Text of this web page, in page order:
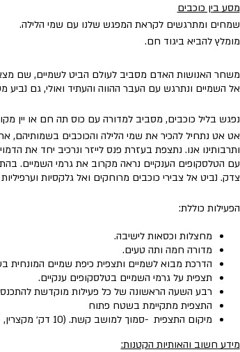
מסע בין כוכבים
שמחים ומתרגשים לקראת המפגש שלנו עם שמי הלילה.
מומלץ להביא ביגוד חם.
משחר האנושות האדם מסביב לעולם הביט לשמיים, שם מצא
אל השמיים ונתרגש עם העבר ההווה והעתיד ואולי, גם נביע
נפגש בליל כוכבים, מסביב למדורה עם כוס תה חם או יין
אט אט נתחיל להכיר את שמי הלילה והכוכבים בשמותיהם,
ותרבותינו אנו. נתצפת בעזרת פנס לייזר ונרכיב יחד את
עם הטלסקופים הענקיים נראה מקרוב את גרמי השמיים.
צדק. נביט אל צבירי כוכבים מרוחקים ואל גלקסיות
הפעילות כוללת:
מחצלות וכסאות לישיבה.
מדורה חמה ותה טעים.
הדרכת מבוא לשמיים ותצפית כיפת שמיים המונחית
תצפית על גרמי השמיים בטלסקופים ענקיים.
רבע השעה הראשונה של כל פעילות מוקדשת להתכנסות.
התצפית מתקיימת בשטח פתוח
מיקום התצפית -סמוך למושב קשת. (10 דק׳ מקצרין, 15 דקות ממרום גולן) מיקום מדוייק ימסר למשתתפים.
מידע חשוב והאותיות הקטנות: